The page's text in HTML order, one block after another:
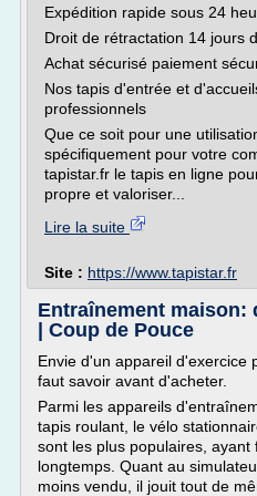
Expédition rapide sous 24
Droit de rétractation 14 jours
Achat sécurisé paiement
Nos tapis d'entrée et
professionnels
Que ce soit pour une
spécifiquement pour votre
tapistar.fr le tapis en ligne
propre et valoriser...
Lire la suite
Site : https://www.tapistar.fr
Entraînement maison:
| Coup de Pouce
Envie d'un appareil d'exercice
faut savoir avant d'acheter.
Parmi les appareils
tapis roulant, le vélo
sont les plus populaires,
longtemps. Quant au
moins vendu, il jouit tout de